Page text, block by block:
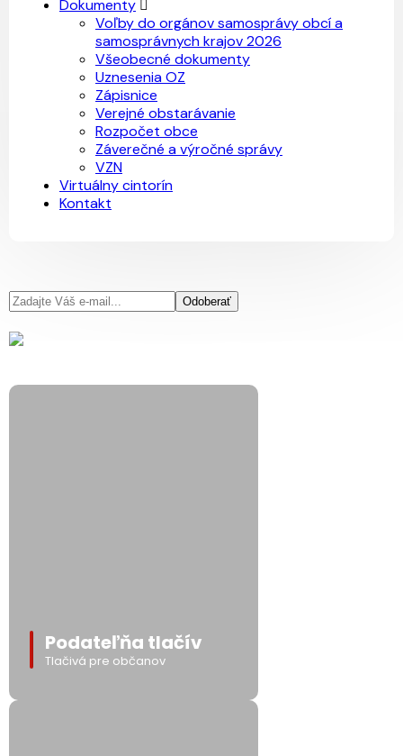
Dokumenty
Voľby do orgánov samosprávy obcí a
samosprávnych krajov 2026
Všeobecné dokumenty
Uznesenia OZ
Zápisnice
Verejné obstarávanie
Rozpočet obce
Záverečné a výročné správy
VZN
Virtuálny cintorín
Kontakt
Odoberať
Podateľňa tlačív
Tlačivá pre občanov